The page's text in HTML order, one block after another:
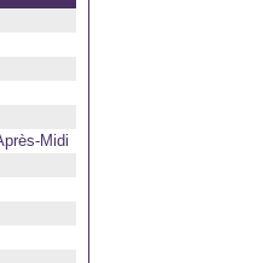
Midi